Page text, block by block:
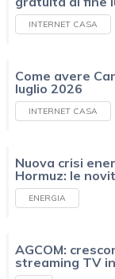
INTERNET CASA
Come avere
luglio 2026
INTERNET CASA
Nuova crisi
Hormuz: le
ENERGIA
AGCOM:
streaming TV